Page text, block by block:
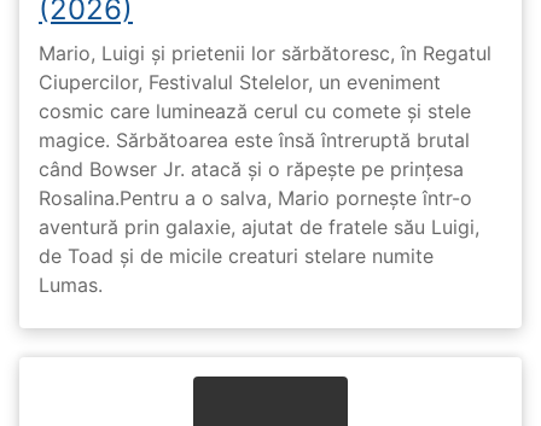
(2026)
Mario, Luigi și prietenii lor sărbătoresc, în Regatul
Ciupercilor, Festivalul Stelelor, un eveniment
cosmic care luminează cerul cu comete și stele
magice. Sărbătoarea este însă întreruptă brutal
când Bowser Jr. atacă și o răpește pe prinţesa
Rosalina.Pentru a o salva, Mario pornește într-o
aventură prin galaxie, ajutat de fratele său Luigi,
de Toad și de micile creaturi stelare numite
Lumas.